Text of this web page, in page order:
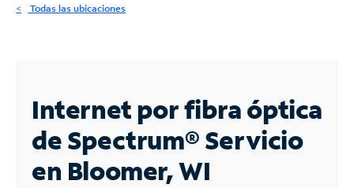
Business
Contáctanos
Todas las ubicaciones
Internet por fibra óptica
de Spectrum®Servicio
en Bloomer, WI